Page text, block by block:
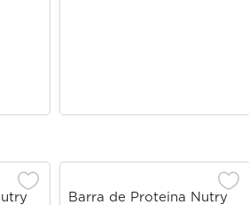
Barra de Proteina Nutry